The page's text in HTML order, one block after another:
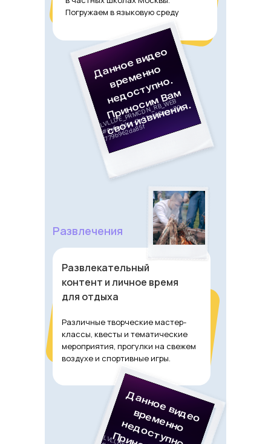
Погружаем в языковую среду
Развлечения
Развлекательный
контент и личное время
для отдыха
Различные творческие мастер-
классы, квесты и тематические
мероприятия, прогулки на свежем
воздухе и спортивные игры.